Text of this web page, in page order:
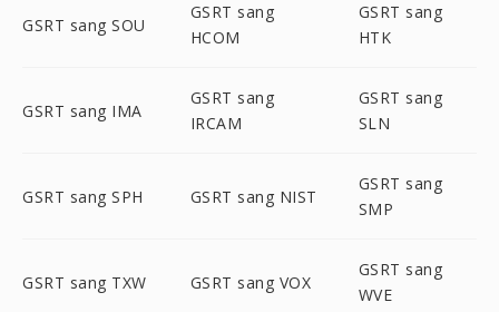
GSRT sang SOU
GSRT sang
HCOM
GSRT sang
HTK
GSRT sang IMA
GSRT sang
IRCAM
GSRT sang
SLN
GSRT sang SPH GSRT sang NIST
GSRT sang
SMP
GSRT sang TXW GSRT sang VOX
GSRT sang
WVE